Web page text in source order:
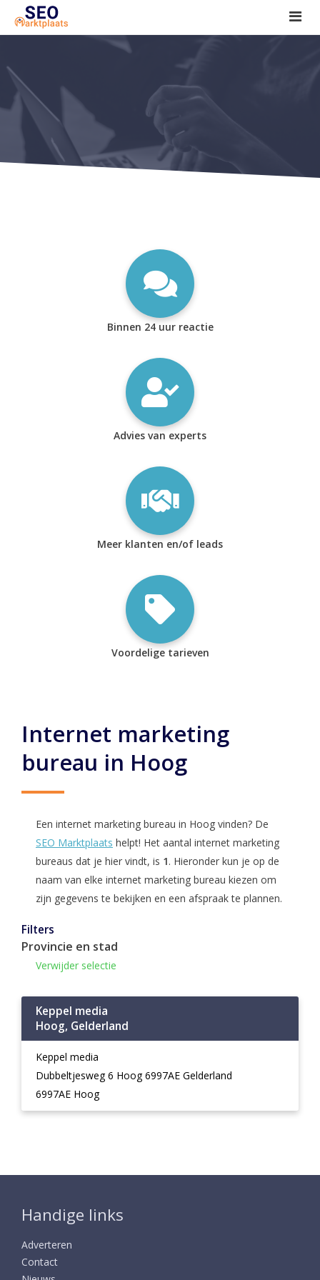
SEO tools reviews
Marketeer bij jou in de buurt?
Offerte
1. Seo voor beginners +
2. Onderzoeken +
Binnen 24 uur reactie
Advies van experts
Meer klanten en/of leads
Voordelige tarieven
Internet marketing
bureau in Hoog
Een internet marketing bureau in Hoog vinden? De
SEO Marktplaats helpt! Het aantal internet marketing
bureaus dat je hier vindt, is 1. Hieronder kun je op de
naam van elke internet marketing bureau kiezen om
zijn gegevens te bekijken en een afspraak te plannen.
Filters
Provincie en stad
Verwijder selectie
Keppel media
Hoog, Gelderland
Keppel media
Dubbeltjesweg 6 Hoog 6997AE Gelderland
6997AE Hoog
Handige links
Adverteren
Contact